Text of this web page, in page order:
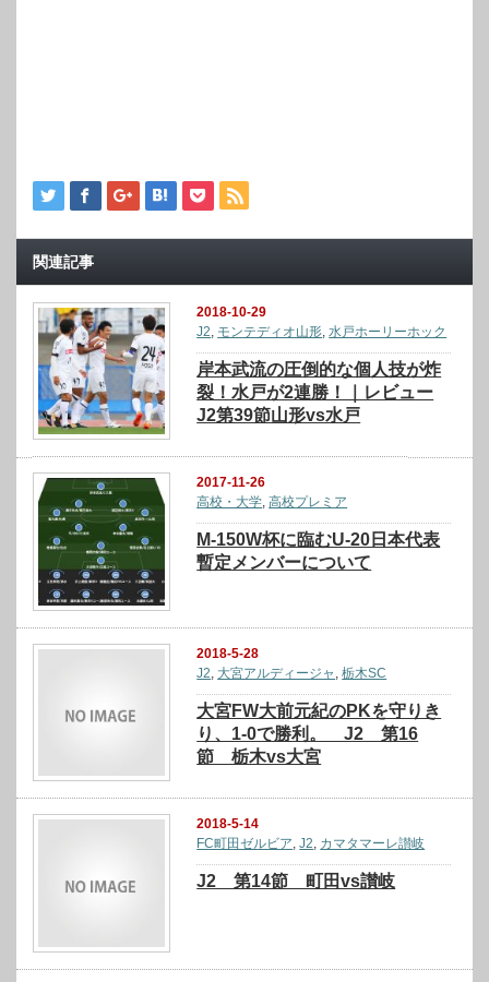
関連記事
2018-10-29
J2, モンテディオ山形,水戸ホーリーホック
岸本武流の圧倒的な個人技が炸
裂！水戸が2連勝！｜レビュー
J2第39節山形vs水戸
2017-11-26
高校・大学,高校プレミア
M-150W杯に臨むU-20日本代表
暫定メンバーについて
2018-5-28
J2 大宮アルディージャ ,栃木SC
大宮FW大前元紀のPKを守りき
り、1-0で勝利。 J2 第16
節 栃木vs大宮
2018-5-14
FC町田ゼルビア,J2, カマタマーレ讃岐
J2 第14節 町田vs讃岐